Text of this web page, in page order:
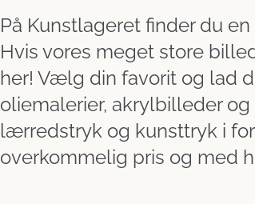
På Kunstlageret finder du
Hvis vores meget store
her! Vælg din favorit og lad
oliemalerier, akrylbilleder
lærredstryk og kunsttryk i
overkommelig pris og med